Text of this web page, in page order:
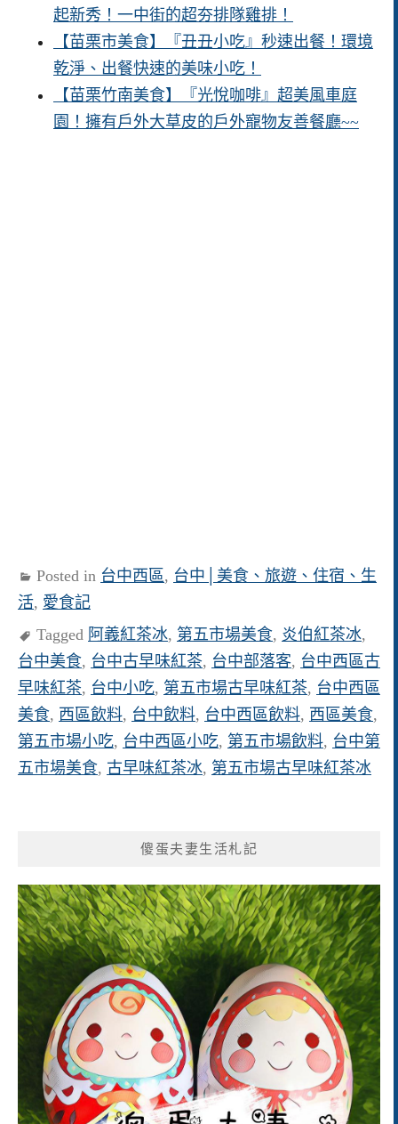
起新秀！一中街的超夯排隊雞排！
【苗栗市美食】『丑丑小吃』秒速出餐！環境
乾淨、出餐快速的美味小吃！
【苗栗竹南美食】『光悅咖啡』超美風車庭
園！擁有戶外大草皮的戶外寵物友善餐廳~~
Posted in 台中西區, 台中│美食、旅遊、住宿、生
活, 愛食記
Tagged 阿義紅茶冰, 第五市場美食, 炎伯紅茶冰,
台中美食, 台中古早味紅茶, 台中部落客, 台中西區古
早味紅茶, 台中小吃, 第五市場古早味紅茶, 台中西區
美食, 西區飲料, 台中飲料, 台中西區飲料, 西區美食,
第五市場小吃, 台中西區小吃, 第五市場飲料, 台中第
五市場美食, 古早味紅茶冰, 第五市場古早味紅茶冰
傻蛋夫妻生活札記